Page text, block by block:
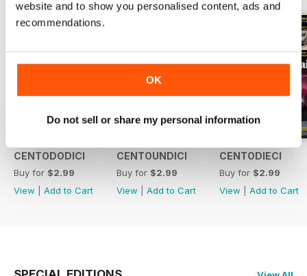
website and to show you personalised content, ads and
recommendations.
OK
Do not sell or share my personal information
CENTODODICI
Buy for $2.99
View
Add to Cart
CENTOUNDICI
Buy for $2.99
View
Add to Cart
CENTODIECI
Buy for $2.99
View
Add to Cart